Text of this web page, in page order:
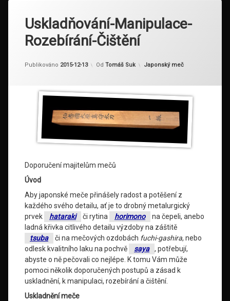
Uskladňování-Manipulace-
Rozebírání-Čištění
Publikováno 2015-12-13 Od Tomáš Suk Kategorie:
Japonský meč
Doporučení majitelům mečů
Úvod
Aby japonské meče přinášely radost a potěšení z
každého svého detailu, ať je to drobný metalurgický
prvek
hataraki či rytina horimono
na čepeli, anebo
ladná křivka citlivého detailu výzdoby na záštitě
tsuba
či na mečových ozdobách fuchi-gashira, nebo
odlesk kvalitního laku na pochvě
saya
, potřebují,
abyste o ně pečovali co nejlépe. K tomu Vám může
pomoci několik doporučených postupů a zásad k
uskladnění, k manipulaci, rozebírání a čištění.
Uskladnění meče